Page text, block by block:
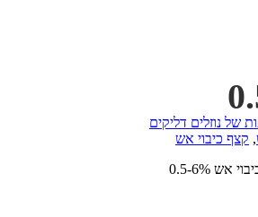
, קצף כיבוי אש
אש 6%-0.5